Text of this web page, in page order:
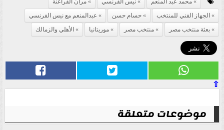
محمد عبد المنعم نيس الفرنسي
مران الفراعنة
الجهاز الفني للمنتخب
حسام حسن
عبدالمنعم مع نيس الفرنسي
بعثة منتخب مصر
منتخب مصر موريتانيا الأهلي والزمالك
⇧
موضوعات متعلقة